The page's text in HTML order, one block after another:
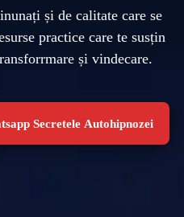
și de calitate care se
practice care te susțin
și vindecare.
Secretele Autohipnozei